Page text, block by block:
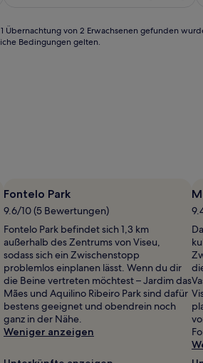
von 2 Erwachsenen gefunden
Bedingungen gelten.
Fontelo Park
9.6/10 (5 Bewertungen)
Fontelo Park befindet sich 1,3 km
außerhalb des Zentrums von Viseu,
sodass sich ein Zwischenstopp
problemlos einplanen lässt. Wenn du dir
die Beine vertreten möchtest – Jardim das
Mães und Aquilino Ribeiro Park sind dafür
bestens geeignet und obendrein noch
ganz in der Nähe.
Weniger anzeigen